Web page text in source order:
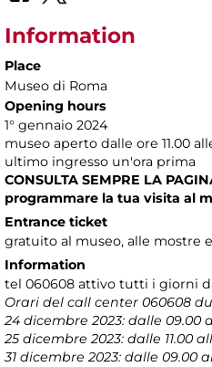
Information
Place
Museo di Roma
Opening hours
1° gennaio 2024
museo aperto dalle ore 11.00
ultimo ingresso un'ora prima
CONSULTA SEMPRE LA
programmare la tua visita al
Entrance ticket
gratuito al museo, alle mostre
Information
tel 060608 attivo tutti i giorni
Orari del call center 060608
24 dicembre 2023: dalle 09.00
25 dicembre 2023: dalle 11.00
31 dicembre 2023: dalle 09.00